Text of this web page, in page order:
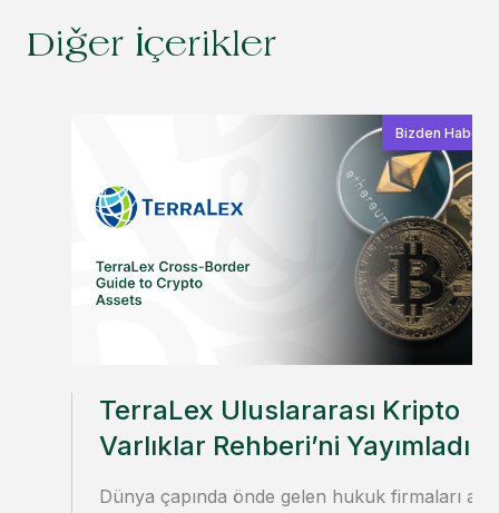
Diğer İçerikler
Bizden
TerraLex Uluslararası Kripto
Varlıklar Rehberi’ni Yayımladı
Dünya çapında önde gelen hukuk firmaları ağı